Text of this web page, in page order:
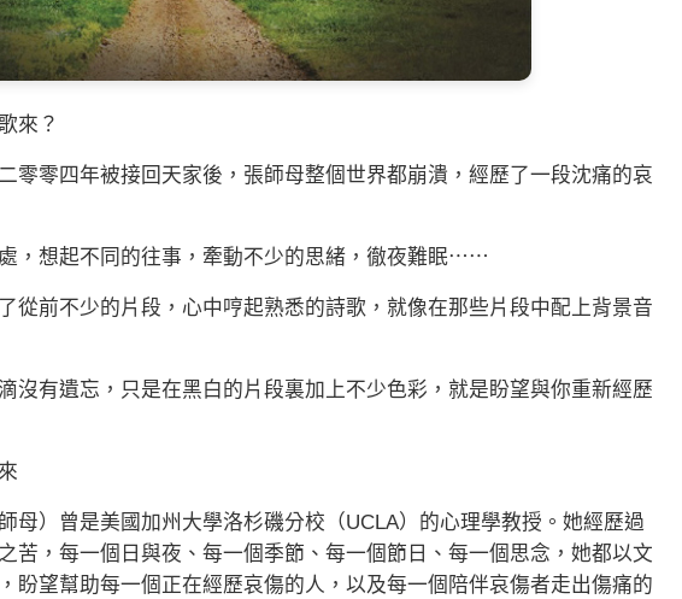
來？
零四年被接回天家後，張師母整個世界都崩潰，經歷了一段沈痛的哀
想起不同的往事，牽動不少的思緒，徹夜難眠⋯⋯
前不少的片段，心中哼起熟悉的詩歌，就像在那些片段中配上背景音
有遺忘，只是在黑白的片段裏加上不少色彩，就是盼望與你重新經歷
）曾是美國加州大學洛杉磯分校（UCLA）的心理學教授。她經歷過
苦，每一個日與夜、每一個季節、每一個節日、每一個思念，她都以文
盼望幫助每一個正在經歷哀傷的人，以及每一個陪伴哀傷者走出傷痛的